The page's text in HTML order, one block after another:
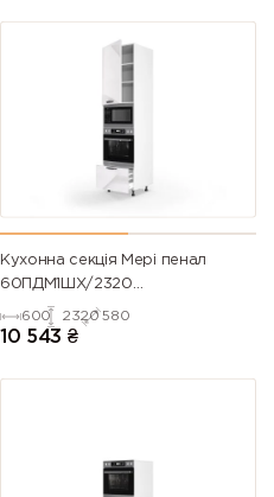
Кухонна секція Мері пенал
60ПДМ1ШХ/2320
Духовка+Мікрохвильовка Pro
Blum+Hettich (Білий/Глянець
600 2320 580
10 543 ₴